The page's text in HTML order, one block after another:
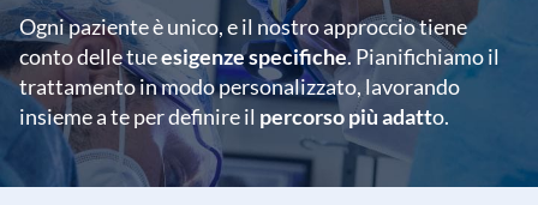
Ogni paziente è unico, e il nostro approccio tiene
conto delle tueesigenze specifiche. Pianifichiamo il
trattamento in modo personalizzato, lavorando
insieme a te per definire il percorso più adatto.